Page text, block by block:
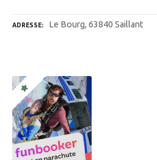
ADRESSE Le Bourg, 63840 Saillant